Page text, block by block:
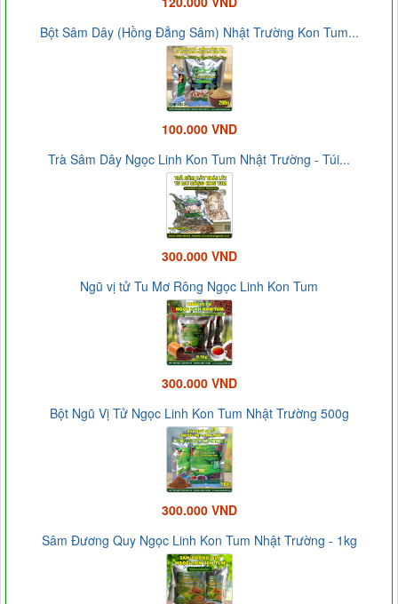
Bột Sâm Dây (Hồng Đẳng Sâm) Nhật Trường Kon Tum...
100.000 VND
Trà Sâm Dây Ngọc Linh Kon Tum Nhật Trường - Túi...
300.000 VND
Ngũ vị tử Tu Mơ Rông Ngọc Linh Kon Tum
300.000 VND
Bột Ngũ Vị Tử Ngọc Linh Kon Tum Nhật Trường 500g
300.000 VND
Sâm Đương Quy Ngọc Linh Kon Tum Nhật Trường - 1kg